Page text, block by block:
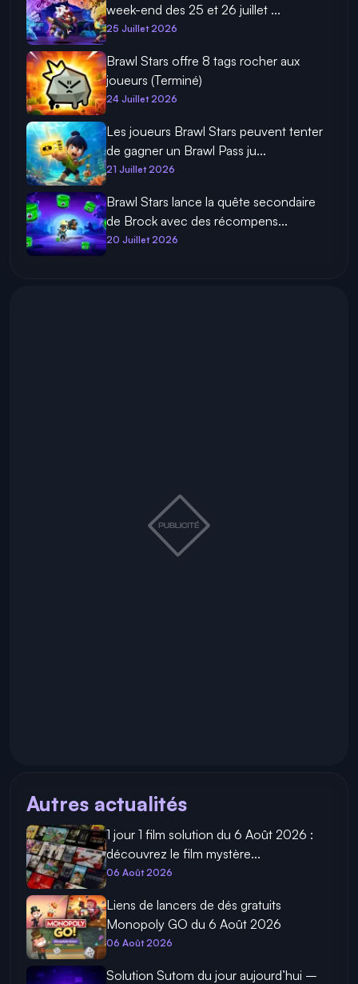
week-end des 25 et 26 juillet ...
25 Juillet 2026
Brawl Stars offre 8 tags rocher aux
joueurs (Terminé)
24 Juillet 2026
Les joueurs Brawl Stars peuvent tenter
de gagner un Brawl Pass ju...
21 Juillet 2026
Brawl Stars lance la quête secondaire
de Brock avec des récompens...
20 Juillet 2026
Autres actualités
1 jour 1 film solution du 6 Août 2026 :
découvrez le film mystère...
06 Août 2026
Liens de lancers de dés gratuits
Monopoly GO du 6 Août 2026
06 Août 2026
Solution Sutom du jour aujourd’hui –